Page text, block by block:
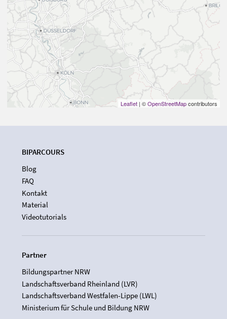
Leaflet | ©OpenStreetMapcontributors
BIPARCOURS
Blog
FAQ
Kontakt
Material
Videotutorials
Partner
Bildungspartner NRW
Landschaftsverband Rheinland (LVR)
Landschaftsverband Westfalen-Lippe (LWL)
Ministerium für Schule und Bildung NRW